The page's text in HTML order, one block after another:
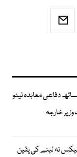
دفاعی معاہدہ نیٹو
ٹیکس نہ لینے کی یقین